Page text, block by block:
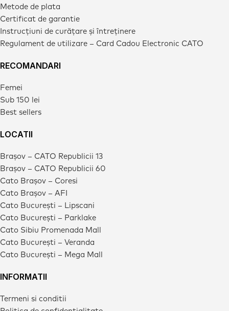
Metode de plata
Certificat de garantie
Instrucțiuni de curățare și întreținere
Regulament de utilizare – Card Cadou Electronic CATO
RECOMANDARI
Femei
Sub 150 lei
Best sellers
LOCATII
Brașov – CATO Republicii 13
Brașov – CATO Republicii 60
Cato Brașov – Coresi
Cato Brașov – AFI
Cato București – Lipscani
Cato București – Parklake
Cato Sibiu Promenada Mall
Cato București – Veranda
Cato București – Mega Mall
INFORMATII
Termeni si conditii